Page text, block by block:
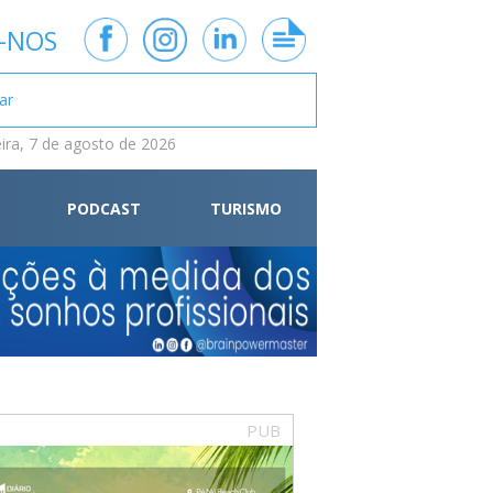
7 de agosto de 2026
PODCAST TURISMO
PUB